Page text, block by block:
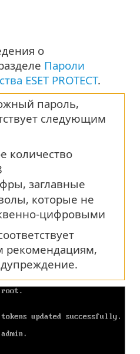
о
Пароли
ESET PROTECT.
пароль,
следующим
количество
заглавные
которые не
цифровыми